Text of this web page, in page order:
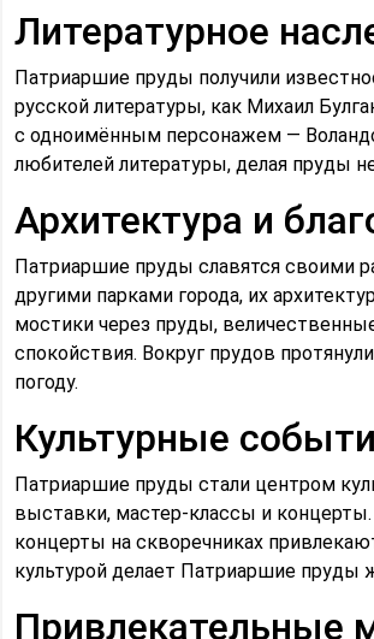
Литературное
Патриаршие пруды получили
русской литературы, как Михаил
с одноимённым персонажем —
любителей литературы, делая пруды
Архитектура и
Патриаршие пруды славятся своими
другими парками города, их
мостики через пруды,
спокойствия. Вокруг прудов
погоду.
Культурные
Патриаршие пруды стали центром
выставки, мастер-классы и
концерты на скворечниках
культурой делает Патриаршие
Привлекательные